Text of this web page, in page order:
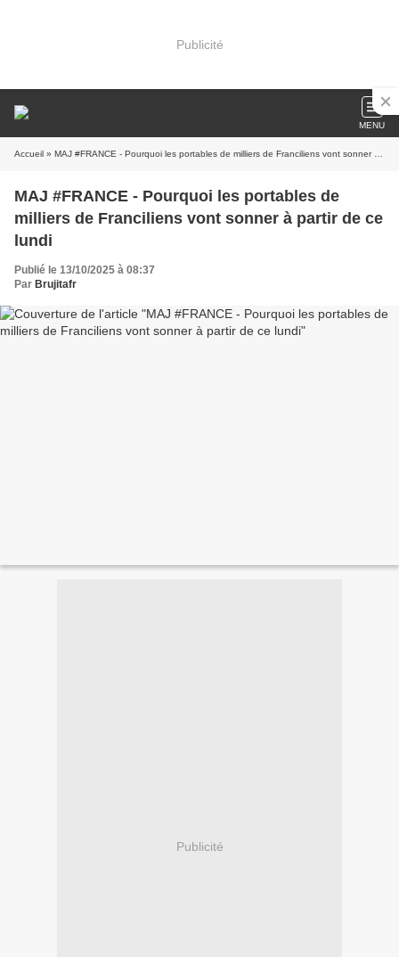
Publicité
MENU
Accueil » MAJ #FRANCE - Pourquoi les portables de milliers de Franciliens vont sonner à partir de ce lundi
MAJ #FRANCE - Pourquoi les portables de
milliers de Franciliens vont sonner à partir de ce
lundi
Publié le 13/10/2025 à 08:37
Par Brujitafr
Publicité